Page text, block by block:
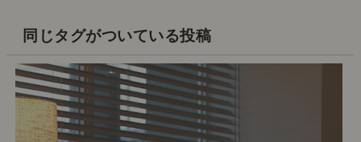
同じタグがついている投稿